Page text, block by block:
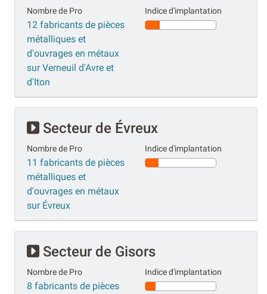
Nombre de Pro
12 fabricants de pièces
métalliques et
d'ouvrages en métaux
sur Verneuil d'Avre et
d'Iton
Indice d'implantation
Secteur de Évreux
Nombre de Pro
11 fabricants de pièces
métalliques et
d'ouvrages en métaux
sur Évreux
Indice d'implantation
Secteur de Gisors
Nombre de Pro
8 fabricants de pièces
Indice d'implantation